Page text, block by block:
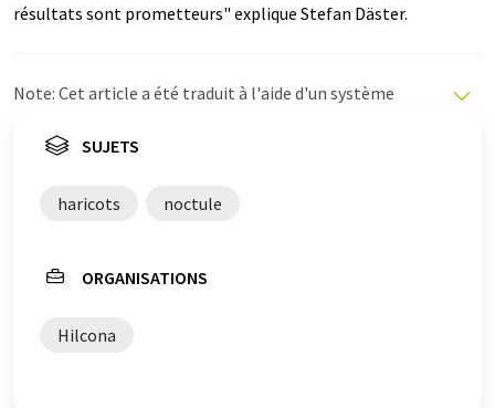
résultats sont prometteurs" explique Stefan Däster.
Note: Cet article a été traduit à l'aide d'un système
propose ces traductions automatiques pour présenter
été traduit avec traduction automatique, il est possible
être trouvéici.
SUJETS
haricots noctule
ORGANISATIONS
Hilcona